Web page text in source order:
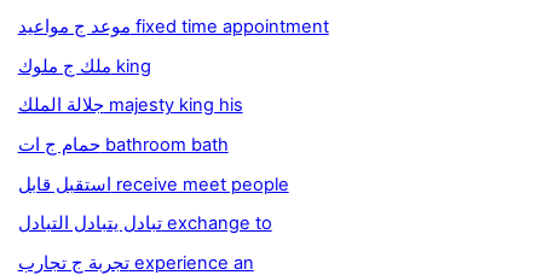
موعد ج مواعيد fixed time appointment
ملك ج ملوك king
جلالة الملك majesty king his
حمام ج ات bathroom bath
استقبل قابل receive meet people
تبادل يتبادل التبادل exchange to
تجربة ج تجارب experience an